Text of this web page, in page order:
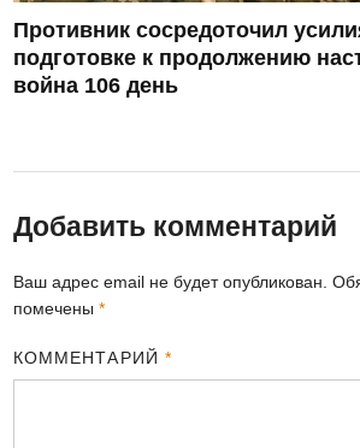
Противник сосредоточил
подготовке к продолжению
война 106 день
Добавить комментарий
Ваш адрес email не будет опубликован.
помечены*
КОММЕНТАРИЙ *